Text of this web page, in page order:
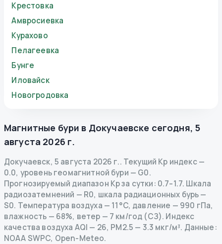
Крестовка
Амвросиевка
Курахово
Пелагеевка
Бунге
Иловайск
Новогродовка
Магнитные бури в Докучаевске сегодня, 5
августа 2026 г.
Докучаевск, 5 августа 2026 г.. Текущий Kp индекс—
0.0, уровень геомагнитной бури — G0.
Прогнозируемый диапазон Kp за сутки: 0.7–1.7. Шкала
радиозатемнений — R0, шкала радиационных бурь—
S0. Температура воздуха — 11°C, давление — 990 гПа,
влажность — 68%, ветер — 7 км/год (СЗ). Индекс
качества воздуха AQI — 26, PM2.5 — 3.3 мкг/м³. Данные:
NOAA SWPC, Open-Meteo.